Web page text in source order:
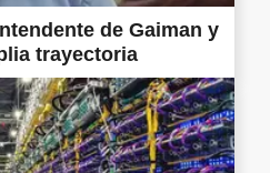
de Gaiman y
trayectoria